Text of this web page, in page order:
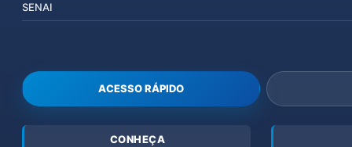
SENAI
ACESSO RÁPIDO
CONHEÇA